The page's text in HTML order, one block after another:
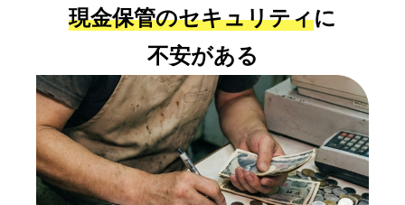
現金保管のセキュリティに
不安がある